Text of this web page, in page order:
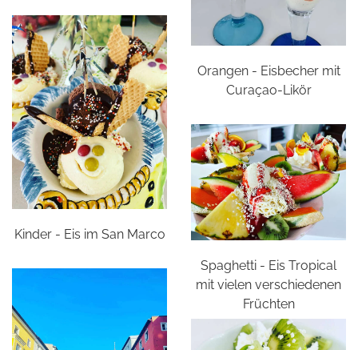
Orangen - Eisbecher mit
Curaçao-Likör
Kinder - Eis im San Marco
Spaghetti - Eis Tropical
mit vielen verschiedenen
Früchten